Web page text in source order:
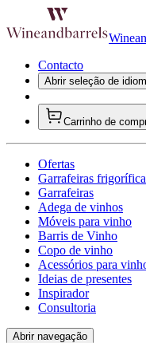
Contacto
Abrir seleção de
Carrinho de
Ofertas
Garrafeiras
Garrafeiras
Adega de vinhos
Móveis para vinho
Barris de Vinho
Copo de vinho
Acessórios para
Ideias de presentes
Inspirador
Consultoria
Abrir navegação